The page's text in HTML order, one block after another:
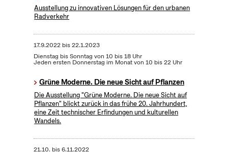
Ausstellung zu innovativen Lösungen für den urbanen
Radverkehr
17.9.2022bis22.1.2023
Dienstag bis Sonntag von 10 bis 18 Uhr
Jeden ersten Donnerstag im Monat von 10 bis 22 Uhr
Grüne Moderne. Die neue Sicht auf Pflanzen
Die Ausstellung "Grüne Moderne. Die neue Sicht auf
Pflanzen" blickt zurück in das frühe 20. Jahrhundert,
eine Zeit technischer Erfindungen und kulturellen
Wandels.
21.10. bis6.11.2022